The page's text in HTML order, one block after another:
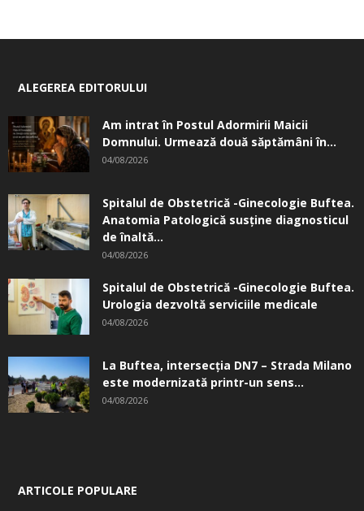
ALEGEREA EDITORULUI
Am intrat în Postul Adormirii Maicii
Domnului. Urmează două săptămâni în...
04/08/2026
Spitalul de Obstetrică -Ginecologie Buftea.
Anatomia Patologică susţine diagnosticul
de înaltă...
04/08/2026
Spitalul de Obstetrică -Ginecologie Buftea.
Urologia dezvoltă serviciile medicale
04/08/2026
La Buftea, intersecţia DN7 – Strada Milano
este modernizată printr-un sens...
04/08/2026
ARTICOLE POPULARE